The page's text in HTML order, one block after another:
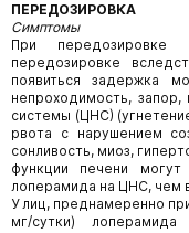
ПЕРЕДОЗИРОВКА
Симптомы
При
передозировке
появиться задержка
непроходимость, запор,
системы (ЦНС)
рвота с нарушением
сонливость, миоз,
функции печени
лоперамида на ЦНС, чем
У лиц, преднамеренно
мг/сутки) лоперамида